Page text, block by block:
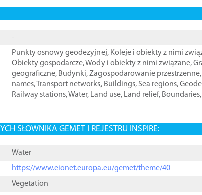
-
Punkty osnowy geodezyjnej, Koleje i obiekty z nimi
Obiekty gospodarcze,Wody i obiekty z nimi związane,
geograficzne, Budynki,Zagospodarowanie przestrzenne,
names,Transport networks, Buildings, Sea regions,
Railway stations,Water, Land use, Land relief, Boundaries,
SŁOWNIKA GEMET I REJESTRU INSPIRE:
Water
https://www.eionet.europa.eu/gemet/theme/40
Vegetation